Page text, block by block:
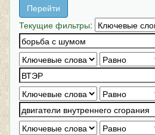
Текущие фильтры: